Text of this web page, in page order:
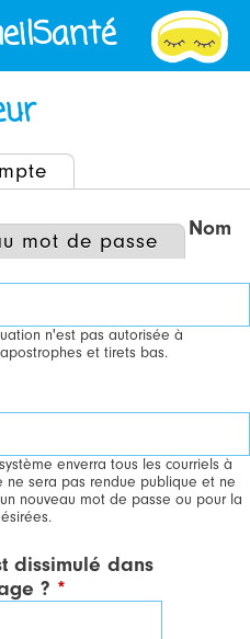
mot de passe
Nom
n'est pas autorisée à
et tirets bas.
enverra tous les courriels à
ne sera pas rendue publique et ne
nouveau mot de passe ou pour la
dissimulé dans
? *